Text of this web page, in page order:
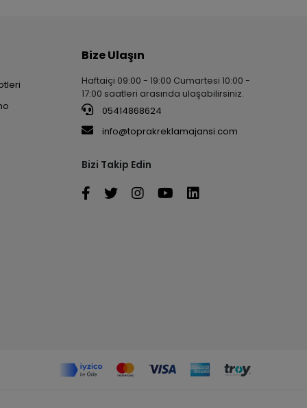
Bize Ulaşın
Haftaiçi 09:00 - 19:00 Cumartesi 10:00 -
17:00 saatleri arasında ulaşabilirsiniz.
05414868624
info@toprakreklamajansi.com
Bizi Takip Edin